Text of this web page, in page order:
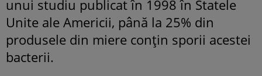
unui studiu publicat în 1998 în Statele
Unite ale Americii, până la 25% din
produsele din miere conțin sporii acestei
bacterii.